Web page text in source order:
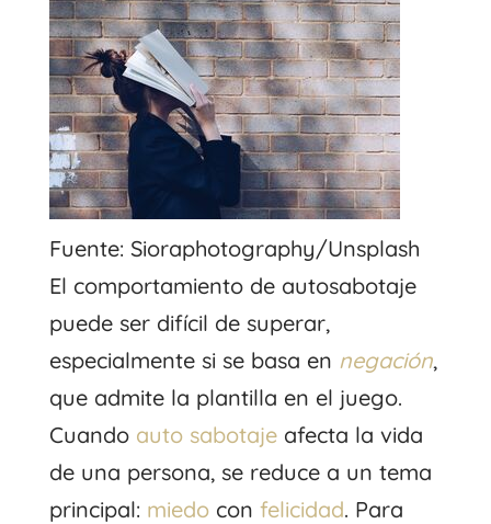
Fuente: Sioraphotography/Unsplash
El comportamiento de autosabotaje
puede ser difícil de superar,
especialmente si se basa en negación,
que admite la plantilla en el juego.
Cuando auto sabotajeafecta la vida
de una persona, se reduce a un tema
principal: miedocon felicidad. Para